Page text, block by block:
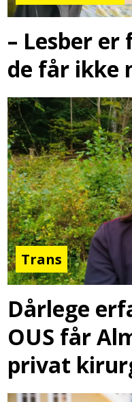
– Lesber
de får ikke
Trans
Dårlege
OUS får
privat